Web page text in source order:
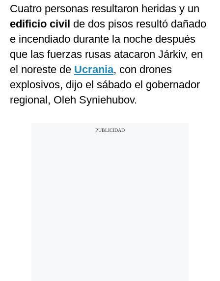
Cuatro personas resultaron heridas y un
edificio civil de dos pisos resultó dañado
e incendiado durante la noche después
que las fuerzas rusas atacaron Járkiv, en
el noreste de Ucrania, con drones
explosivos, dijo el sábado el gobernador
regional, Oleh Syniehubov.